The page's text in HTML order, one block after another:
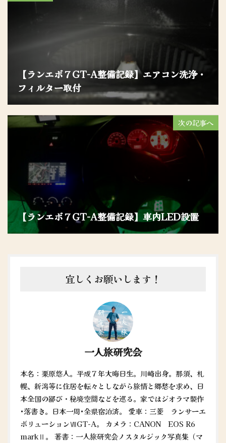
【ランエボ７GT-A整備記録】エアコン洗浄・
フィルター取付
次の記事へ
【ランエボ７GT-A整備記録】車内LED設置
宜しくお願いします！
一人旅研究会
本名：栗原悠人。平成７年大晦日生。川崎出身。那須、札
幌、新潟等に住居を転々としながら旅情と郷愁を求め、日
本全国の鄙び・秘境空間などを巡る。家ではジオラマ製作
•落書き。日本一周•全県宿泊済。 愛車：三菱 ランサーエ
ボリューションⅦGT-A。 カメラ：CANON EOS R6
markⅡ。 著書：一人旅研究会ノスタルジック写真集（マ